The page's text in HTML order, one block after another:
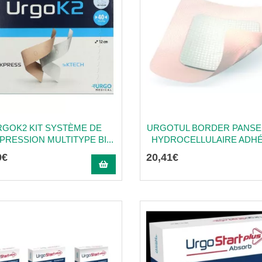
KIT SYSTÈME DE
MULTITYPE BI...
€
URGOTUL BORDER
HYDROCELLULAIRE
20,41€